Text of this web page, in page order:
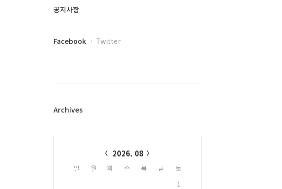
글
공지사항
페
플
Facebook Twitter
Archives
2026. 08
일 월 화 수 목 금
토
1